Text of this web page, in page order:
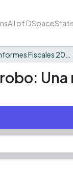
All of DSpace